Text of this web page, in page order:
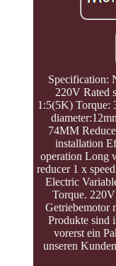
Specification:
220V Rated
1:5(5K) Torque:
74MM
installation
operation Long
reducer 1 x
Electric
Torque.
Getriebemotor
Produkte sind
vorerst ein
unseren